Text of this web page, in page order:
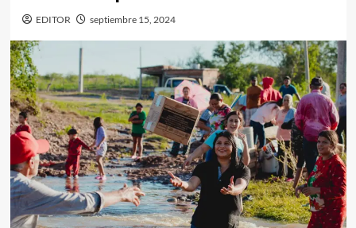
EDITOR septiembre 15, 2024